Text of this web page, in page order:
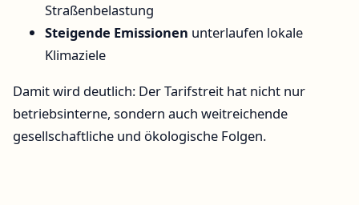
Straßenbelastung
Steigende Emissionen unterlaufen lokale
Klimaziele
Damit wird deutlich: Der Tarifstreit hat nicht nur
betriebsinterne, sondern auch weitreichende
gesellschaftliche und ökologische Folgen.